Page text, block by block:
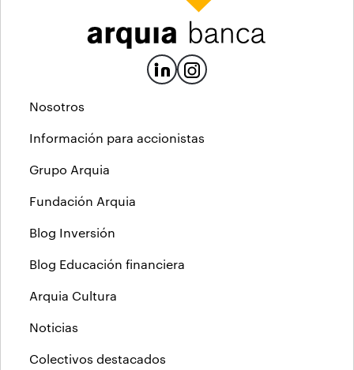
Nosotros
Información para accionistas
Grupo Arquia
Fundación Arquia
Blog Inversión
Blog Educación financiera
Arquia Cultura
Noticias
Colectivos destacados